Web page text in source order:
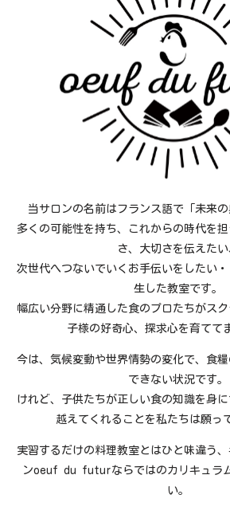
当サロンの名前はフランス語で「未来の
多くの可能性を持ち、これからの時代を
さ、大切さを伝えたい
次世代へつないでいくお手伝いをしたい
生した教室です。
幅広い分野に精通した食のプロたちがス
子様の好奇心、探求心を育てて
今は、気候変動や世界情勢の変化で、食
できない状況です。
けれど、子供たちが正しい食の知識を身
越えてくれることを私たちは願っ
実習するだけの料理教室とはひと味違う
ンoeuf du futurならではのカリキュラ
い。